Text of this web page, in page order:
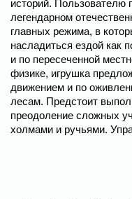
историй. Пользователю
легендарном
главных режима, в
насладиться ездой как
и по пересеченной
физике, игрушка
движением и по
лесам. Предстоит
преодоление сложных
холмами и ручьями.